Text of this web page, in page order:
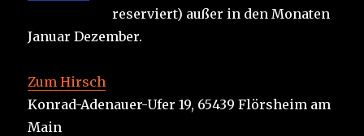
reserviert) außer in den Monaten
Januar Dezember.
Zum Hirsch
Konrad-Adenauer-Ufer 19, 65439 Flörsheim am
Main